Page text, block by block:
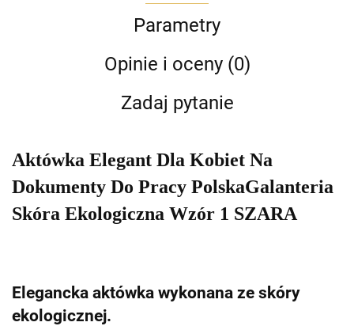
Parametry
Opinie i oceny (0)
Zadaj pytanie
Aktówka Elegant Dla Kobiet Na
Dokumenty Do Pracy PolskaGalanteria
Skóra Ekologiczna Wzór 1 SZARA
Elegancka aktówka wykonana ze skóry
ekologicznej.